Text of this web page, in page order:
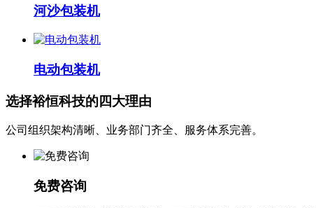
河沙包装机
电动包装机
选择裕恒科技的四大理由
公司组织架构清晰、业务部门齐全、服务体系完善。
免费咨询